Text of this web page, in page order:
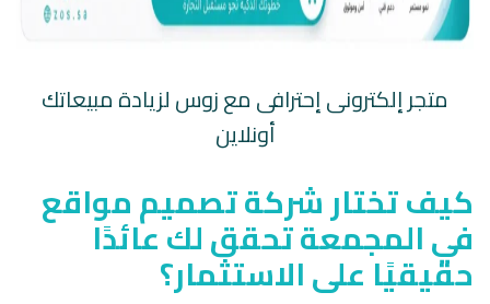
متجر إلكترونى إحترافى مع زوس لزيادة مبيعاتك
أونلاين
كيف تختار شركة تصميم مواقع
في المجمعة تحقق لك عائدًا
حقيقيًا على الاستثمار؟